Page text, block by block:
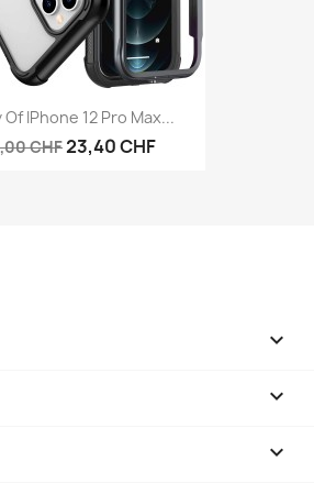
IPhone 12 Pro Max...
CHF23,40 CHF


